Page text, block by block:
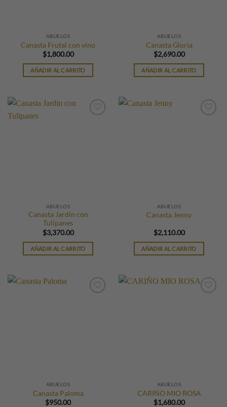
ABUELOS
Canasta Frutal con vino
$1,800.00
AÑADIR AL CARRITO
ABUELOS
Canasta Gloria
$2,690.00
AÑADIR AL CARRITO
ABUELOS
Canasta Jardin con
Tulipanes
$3,370.00
AÑADIR AL CARRITO
ABUELOS
Canasta Jenny
$2,110.00
AÑADIR AL CARRITO
ABUELOS
Canasta Paloma
$950.00
ABUELOS
CARIÑO MIO ROSA
$1,680.00